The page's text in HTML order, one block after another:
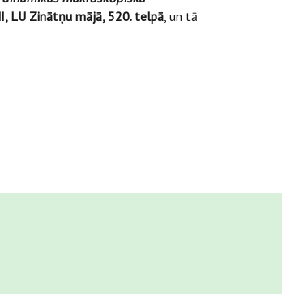
LU Zinātņu mājā, 520. telpā, un tā